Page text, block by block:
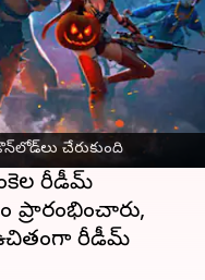
చేరుకుంది
అప్‌లతో ఫ్రీ ఫైర్
గూగుల్ ప్లే
చేరుకుంది. ఈ
రీడీమ్
రీడీమ్